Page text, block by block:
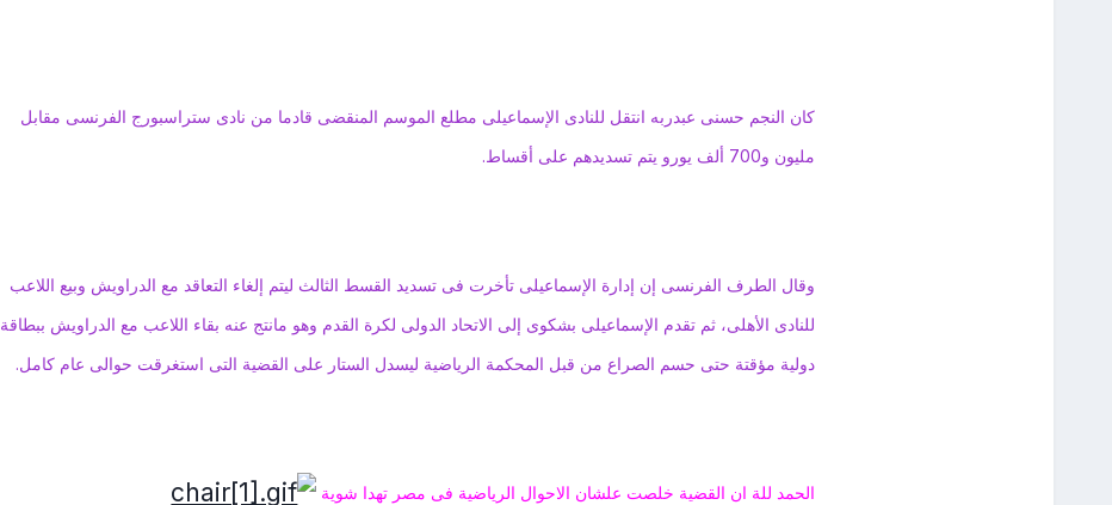
كان النجم حسنى عبدربه انتقل للنادى الإسماعيلى مطلع الموسم المنقضى قادما من نادى ستراسبورج الفرنسى مقابل
مليون و700 ألف يورو يتم تسديدهم على أقساط.
وقال الطرف الفرنسى إن إدارة الإسماعيلى تأخرت فى تسديد القسط الثالث ليتم إلغاء التعاقد مع الدراويش وبيع اللاعب
للنادى الأهلى، ثم تقدم الإسماعيلى بشكوى إلى الاتحاد الدولى لكرة القدم وهو مانتج عنه بقاء اللاعب مع الدراويش ببطاقة
دولية مؤقتة حتى حسم الصراع من قبل المحكمة الرياضية ليسدل الستار على القضية التى استغرقت حوالى عام كامل.
الحمد للة ان القضية خلصت علشان الاحوال الرياضية فى مصر تهدا شوية